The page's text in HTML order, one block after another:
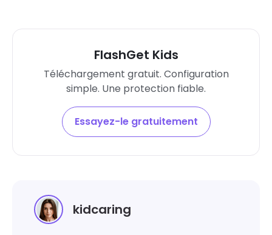
FlashGet Kids
Téléchargement gratuit. Configuration
simple. Une protection fiable.
Essayez-le gratuitement
kidcaring